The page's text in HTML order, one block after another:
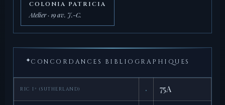
COLONIA PATRICIA
Atelier · 19 av. J.-C.
✦CONCORDANCES BIBLIOGRAPHIQUES
RIC I² (SUTHERLAND) · 75A